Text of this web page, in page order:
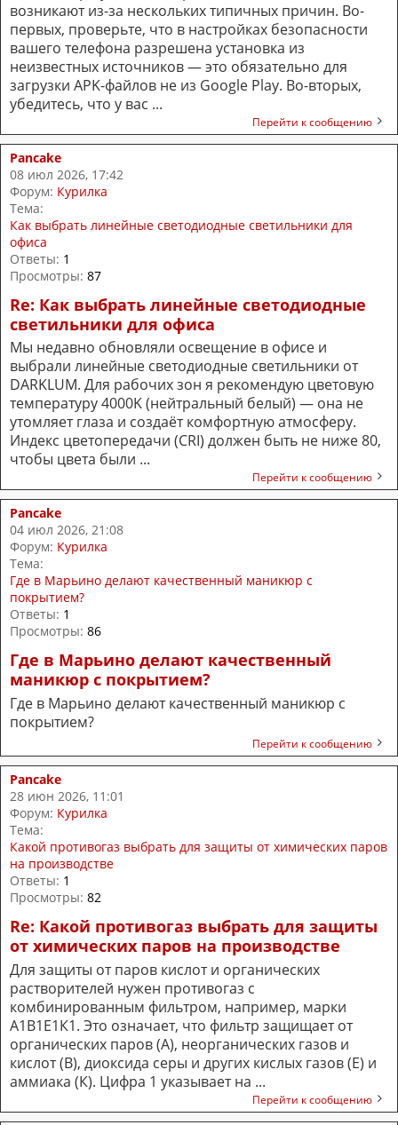
возникают из-за нескольких типичных причин. Во-
первых, проверьте, что в настройках безопасности
вашего телефона разрешена установка из
неизвестных источников — это обязательно для
загрузки APK-файлов не из Google Play. Во-вторых,
убедитесь, что у вас ...
Перейти к сообщению
Pancake
08 июл 2026, 17:42
Форум: Курилка
Тема:
Как выбрать линейные светодиодные светильники для
офиса
Ответы: 1
Просмотры: 87
Re: Как выбрать линейные светодиодные
светильники для офиса
Мы недавно обновляли освещение в офисе и
выбрали линейные светодиодные светильники от
DARKLUM. Для рабочих зон я рекомендую цветовую
температуру 4000K (нейтральный белый) — она не
утомляет глаза и создаёт комфортную атмосферу.
Индекс цветопередачи (CRI) должен быть не ниже 80,
чтобы цвета были ...
Перейти к сообщению
Pancake
04 июл 2026, 21:08
Форум: Курилка
Тема:
Где в Марьино делают качественный маникюр с
покрытием?
Ответы: 1
Просмотры: 86
Где в Марьино делают качественный
маникюр с покрытием?
Где в Марьино делают качественный маникюр с
покрытием?
Перейти к сообщению
Pancake
28 июн 2026, 11:01
Форум: Курилка
Тема:
Какой противогаз выбрать для защиты от химических паров
на производстве
Ответы: 1
Просмотры: 82
Re: Какой противогаз выбрать для защиты
от химических паров на производстве
Для защиты от паров кислот и органических
растворителей нужен противогаз с
комбинированным фильтром, например, марки
А1В1Е1К1. Это означает, что фильтр защищает от
органических паров (А), неорганических газов и
кислот (В), диоксида серы и других кислых газов (Е) и
аммиака (К). Цифра 1 указывает на ...
Перейти к сообщению